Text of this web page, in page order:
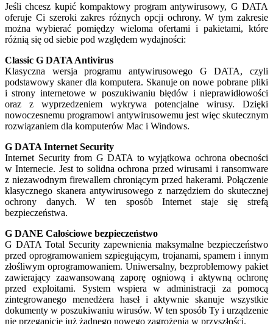
Jeśli chcesz kupić kompaktowy program antywirusowy, G DATA
oferuje Ci szeroki zakres różnych opcji ochrony. W tym zakresie
można wybierać pomiędzy wieloma ofertami i pakietami, które
różnią się od siebie pod względem wydajności:
Classic G DATA Antivirus
Klasyczna wersja programu antywirusowego G DATA, czyli
podstawowy skaner dla komputera. Skanuje on nowe pobrane pliki
i strony internetowe w poszukiwaniu błędów i nieprawidłowości
oraz z wyprzedzeniem wykrywa potencjalne wirusy. Dzięki
nowoczesnemu programowi antywirusowemu jest więc skutecznym
rozwiązaniem dla komputerów Mac i Windows.
G DATA Internet Security
Internet Security from G DATA to wyjątkowa ochrona obecności
w Internecie. Jest to solidna ochrona przed wirusami i ransomware
z niezawodnym firewallem chroniącym przed hakerami. Połączenie
klasycznego skanera antywirusowego z narzędziem do skutecznej
ochrony danych. W ten sposób Internet staje się strefą
bezpieczeństwa.
G DANE Całościowe bezpieczeństwo
G DATA Total Security zapewnienia maksymalne bezpieczeństwo
przed oprogramowaniem szpiegującym, trojanami, spamem i innym
złośliwym oprogramowaniem. Uniwersalny, bezproblemowy pakiet
zawierający zaawansowaną zaporę ogniową i aktywną ochronę
przed exploitami. System wspiera w administracji za pomocą
zintegrowanego menedżera haseł i aktywnie skanuje wszystkie
dokumenty w poszukiwaniu wirusów. W ten sposób Ty i urządzenie
nie przegapicie już żadnego nowego zagrożenia w przyszłości.